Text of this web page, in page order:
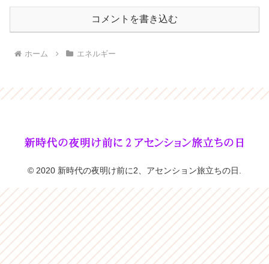
コメントを書き込む
ホーム エネルギー
© 2020 新時代の夜明け前に2、アセンション旅立ちの日.